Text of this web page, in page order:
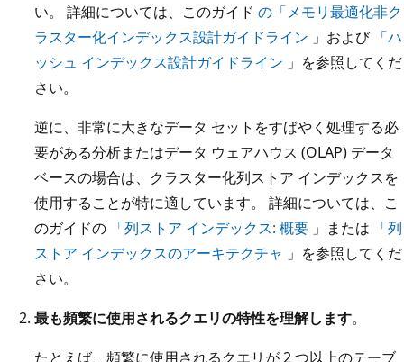
い。 詳細については、このガイド の「メモリ最適化非ク
ラスター化インデックス設計ガイドライン 」および 「ハ
ッシュ インデックス設計ガイドライン 」を参照してくだ
さい。
逆に、非常に大きなデータ セットをすばやく処理する必
要がある分析またはデータ ウェアハウス (OLAP) データ
ベースの場合は、クラスター化列ストア インデックスを
使用することが特に適しています。 詳細については、こ
のガイドの 「列ストア インデックス: 概要 」または
「列
ストア インデックスのアーキテクチャ 」を参照してくだ
さい。
最も頻繁に使用されるクエリの特性を理解します。
たとえば、頻繁に使用されるクエリが 2 つ以上のテーブ